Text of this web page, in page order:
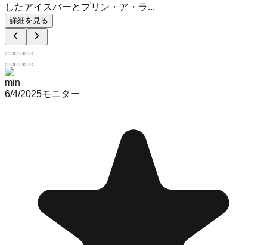
したアイスバーとプリン・ア・ラ...
詳細を見る
min
6/4/2025モニター